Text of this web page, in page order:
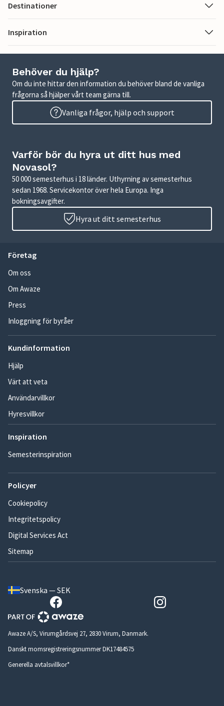
Destinationer
Inspiration
Behöver du hjälp?
Om du inte hittar den information du behöver bland de vanliga
frågorna så hjälper vårt team gärna till.
Vanliga frågor, hjälp och support
Varför bör du hyra ut ditt hus med
Novasol?
50 000 semesterhus i 18 länder. Uthyrning av semesterhus
sedan 1968. Servicekontor över hela Europa. Inga
bokningsavgifter.
Hyra ut ditt semesterhus
Företag
Om oss
Om Awaze
Press
Inloggning för byråer
Kundinformation
Hjälp
Värt att veta
Användarvillkor
Hyresvillkor
Inspiration
Semesterinspiration
Policyer
Cookiepolicy
Integritetspolicy
Digital Services Act
Sitemap
Svenska — SEK
Awaze A/S, Virumgårdsvej 27, 2830 Virum, Danmark.
Danskt momsregistreringsnummer DK17484575
Generella avtalsvillkor*